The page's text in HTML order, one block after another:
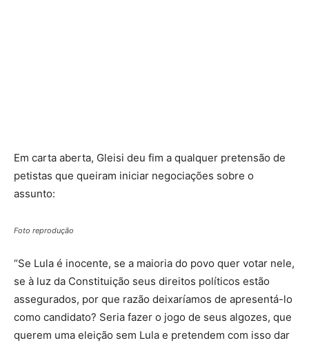
Em carta aberta, Gleisi deu fim a qualquer pretensão de
petistas que queiram iniciar negociações sobre o
assunto:
Foto reprodução
“Se Lula é inocente, se a maioria do povo quer votar nele,
se à luz da Constituição seus direitos políticos estão
assegurados, por que razão deixaríamos de apresentá-lo
como candidato? Seria fazer o jogo de seus algozes, que
querem uma eleição sem Lula e pretendem com isso dar